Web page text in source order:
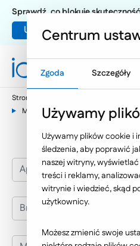
Umów warsztat UX
Sprawdź, co blokuje
Strona główna
Mooveno
Aplikacje mobilne
Branża
Centrum
Zgoda Szczegóły
Używamy
Używamy plików cookie i
śledzenia, aby poprawić
naszej witryny,
treści i reklamy,
witrynie i wiedzieć, skąd
użytkownicy.
Możesz zmienić swoje